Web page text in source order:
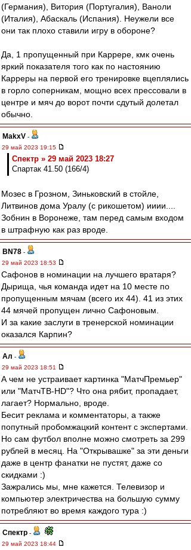
(Германия), Витория (Португалия), Ваноли
(Италия), Абаскаль (Испания). Неужели все
они так плохо ставили игру в обороне?
Да, 1 пропущенный при Каррере, кмк очень
яркий показателя того как по настоянию
Карреры на первой его тренировке вцеплялись
в горло соперникам, мощно всех прессовали в
центре и мяч до ворот почти сдутый долетал
обычно.
MakxV -
29 май 2023 19:15
Спектр » 29 май 2023 18:27
Спартак 41.50 (166/4)
Мозес в Грозном, Зиньковский в стойле,
Литвинов дома Уралу (с рикошетом) ииии....
Зобнин в Воронеже, там перед самым входом
в штрафную как раз вроде.
BN78 -
29 май 2023 18:53
Сафонов в номинации на лучшего вратаря?
Дырища, чья команда идет на 10 месте по
пропущенным мячам (всего их 44). 41 из этих
44 мячей пропущен лично Сафоновым.
И за какие заслуги в тренерской номинации
оказался Карпин?
Ал -
29 май 2023 18:51
А чем не устраивает картинка "МатчПремьер"
или "МатчТВ-HD"? Что она рябит, пропадает,
лагает? Нормально, вроде.
Бесит реклама и комментаторы, а также
попутный пробомжацкий контент с экспертами.
Но сам футбол вполне можно смотреть за 299
рублей в месяц. На "Открывашке" за эти деньги
даже в центр фанатки не пустят, даже со
скидками :)
Зажрались мы, мне кажется. Телевизор и
компьютер электричества на большую сумму
потребляют во время каждого тура :)
Спектр -
29 май 2023 18:44